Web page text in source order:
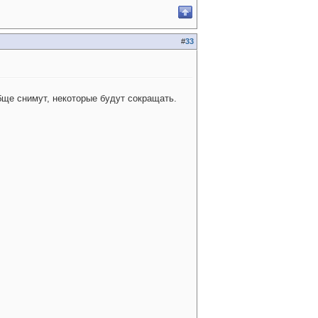
#33
снимут, некоторые будут сокращать.